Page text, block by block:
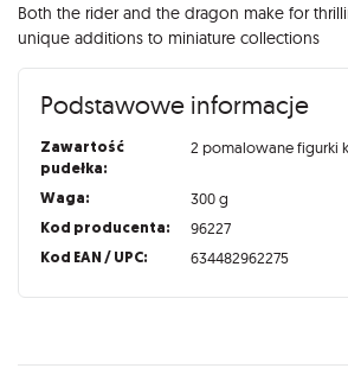
Both the rider and the dragon make for
unique additions to miniature collections
Podstawowe informacje
Zawartość
pudełka:
2 pomalowane figurki
Waga: 300 g
Kod producenta: 96227
Kod EAN / UPC: 634482962275